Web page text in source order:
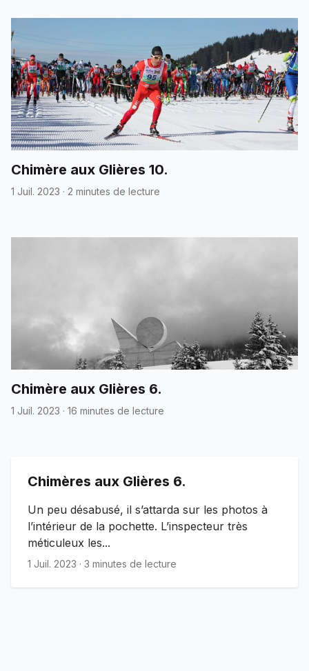
Chimère aux Glières 10.
1 Juil. 2023 · 2 minutes de lecture
Chimère aux Glières 6.
1 Juil. 2023 · 16 minutes de lecture
Chimères aux Glières 6.
Un peu désabusé, il s’attarda sur les photos à
l’intérieur de la pochette. L’inspecteur très
méticuleux les...
1 Juil. 2023 · 3 minutes de lecture